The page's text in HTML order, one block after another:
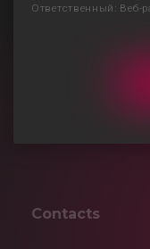
Ответственный: Веб-
Contacts